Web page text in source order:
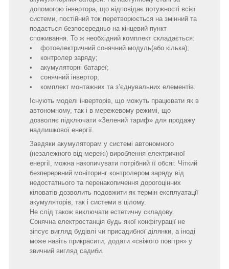
допомогою інвертора, що відповідає потужності всієї
системи, постійний ток перетворюється на змінний та
подається безпосередньо на кінцевий пункт
споживання. То ж необхідний комплект складається:
• фотоелектричний сонячний модуль(або кілька);
• контролер заряду;
• акумуляторні батареї;
• сонячний інвертор;
• комплект монтажних та з’єднувальних елементів.
Існують моделі інверторів, що можуть працювати як в
автономному, так і в мережевому режимі, що
дозволяє підключати «Зелений тариф» для продажу
надлишкової енергії.
Завдяки акумуляторам у системі автономного
(незалежного від мережі) вироблення електричної
енергії, можна накопичувати потрібний її обсяг. Чіткий
безперервний моніторинг контролером заряду від
недостатнього та перенакопичення дорогоцінних
кіловатів дозволить подовжити як термін експлуатації
акумуляторів, так і системи в цілому.
Не слід також виключати естетичну складову.
Сонячна електростанція будь якої конфігурації не
зіпсує вигляд будівлі чи присадибної ділянки, а іноді
може навіть прикрасити, додати «свіжого повітря» у
звичний вигляд садиби.